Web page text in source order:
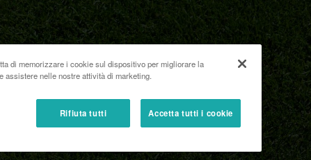
di memorizzare i cookie sul dispositivo per migliorare la
nelle nostre attività di marketing.
Rifiuta tutti Accetta tutti i cookie